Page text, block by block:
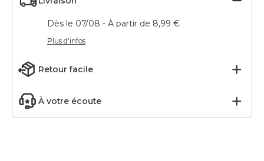
Dès le 07/08 - À partir de 8,99 €
Plus d'infos
Retour facile
À votre écoute